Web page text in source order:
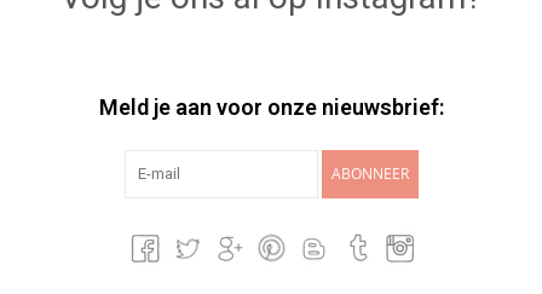
Merken
Meld je aan voor onze nieuwsbrief:
ABONNEER